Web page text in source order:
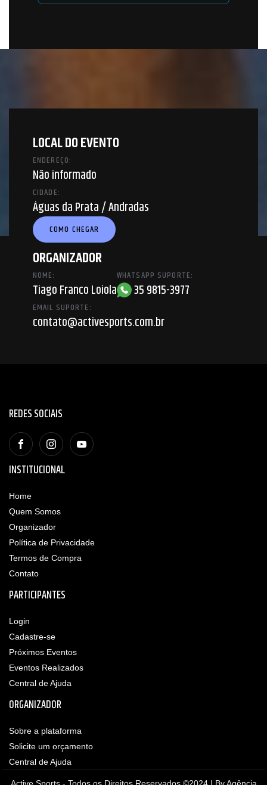
LOCAL DO EVENTO
ENDEREÇO:
Não informado
CIDADE:
Águas da Prata / Andradas
COMO CHEGAR
ORGANIZADOR
NOME:
Tiago Franco Loiola
WHATSAPP SUPORTE:
35 9815-3977
EMAIL SUPORTE:
contato@activesports.com.br
REDES SOCIAIS
INSTITUCIONAL
Home
Quem Somos
Organizador
Política de Privacidade
Termos de Compra
Contato
PARTICIPANTES
Login
Cadastre-se
Próximos Eventos
Eventos Realizados
Central de Ajuda
ORGANIZADOR
Sobre a plataforma
Solicite um orçamento
Central de Ajuda
Active Sports - Todos os Direitos Reservados ©2024 | By Agência